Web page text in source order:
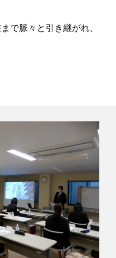
で脈々と引き継がれ、